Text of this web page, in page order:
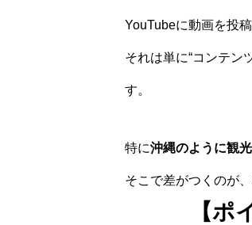
YouTubeに動画を投
それは単に“コンテン
す。
特に沖縄のように観
そこで差がつくのが
【ポ